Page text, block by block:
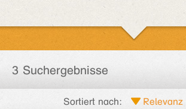
3 Suchergebnisse
Sortiert nach: